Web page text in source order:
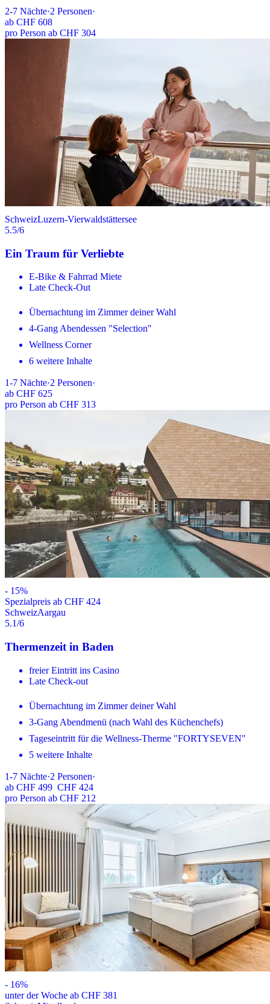
2-7 Nächte·2 Personen·
ab CHF 608
pro Person ab CHF 304
SchweizLuzern-Vierwaldstättersee
5.5/6
Ein Traum für Verliebte
E-Bike & Fahrrad Miete
Late Check-Out
Übernachtung im Zimmer deiner Wahl
4-Gang Abendessen "Selection"
Wellness Corner
6 weitere Inhalte
1-7 Nächte·2 Personen·
ab CHF 625
pro Person ab CHF 313
- 15%
Spezialpreis ab CHF 424
SchweizAargau
5.1/6
Thermenzeit in Baden
freier Eintritt ins Casino
Late Check-out
Übernachtung im Zimmer deiner Wahl
3-Gang Abendmenü (nach Wahl des Küchenchefs)
Tageseintritt für die Wellness-Therme "FORTYSEVEN"
5 weitere Inhalte
1-7 Nächte·2 Personen·
ab CHF 499 CHF 424
pro Person ab CHF 212
- 16%
unter der Woche ab CHF 381